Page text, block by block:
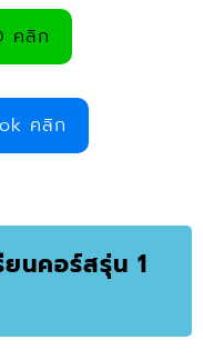
คลิก
คลิก
นคอร์สรุ่น 1